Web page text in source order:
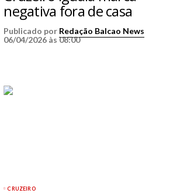
negativa fora de casa
Publicado por Redação Balcao News
06/04/2026 às 08:00
CRUZEIRO